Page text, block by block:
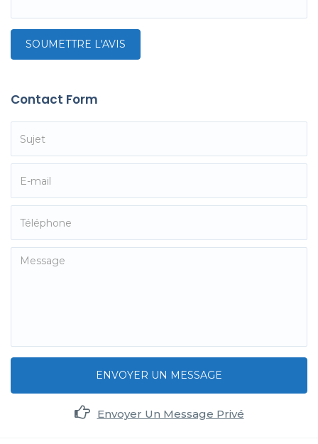
Contact Form
ENVOYER UN MESSAGE
Envoyer Un Message Privé